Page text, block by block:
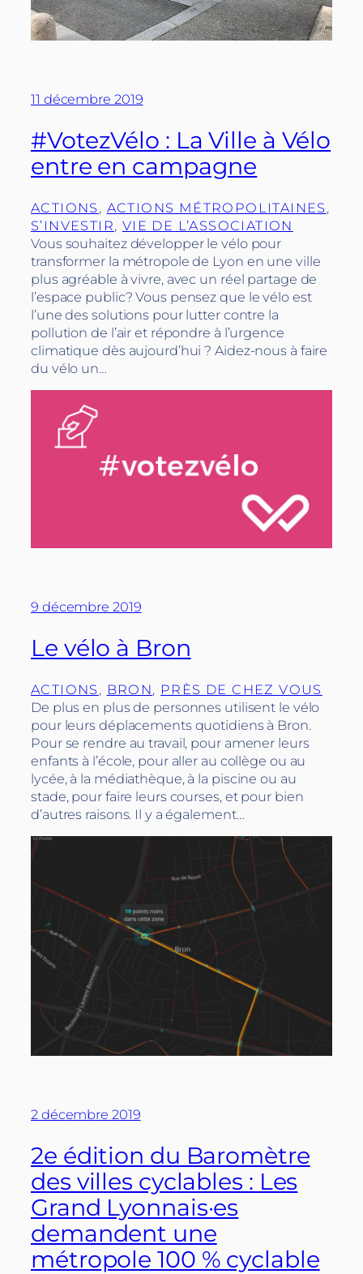
11 décembre 2019
#VotezVélo : La Ville à Vélo
entre en campagne
ACTIONS , ACTIONS MÉTROPOLITAINES
S’INVESTIR, VIE DE L’ASSOCIATION
Vous souhaitez développer le vélo pour
transformer la métropole de Lyon en une ville
plus agréable à vivre, avec un réel partage de
l’espace public? Vous pensez que le vélo est
l’une des solutions pour lutter contre la
pollution de l’air et répondre à l’urgence
climatique dès aujourd’hui ? Aidez-nous à faire
du vélo un…
9 décembre 2019
Le vélo à Bron
ACTIONS , BRON, PRÈS DE CHEZ VOUS
De plus en plus de personnes utilisent le vélo
pour leurs déplacements quotidiens à Bron.
Pour se rendre au travail, pour amener leurs
enfants à l’école, pour aller au collège ou au
lycée, à la médiathèque, à la piscine ou au
stade, pour faire leurs courses, et pour bien
d’autres raisons. Il y a également…
2 décembre 2019
2e édition du Baromètre
des villes cyclables : Les
Grand Lyonnais·es
demandent une
métropole 100 % cyclable